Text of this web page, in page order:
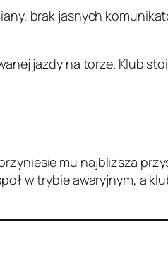
brak jasnych
jazdy na torze. Klub
mu najbliższa
w trybie awaryjnym, a